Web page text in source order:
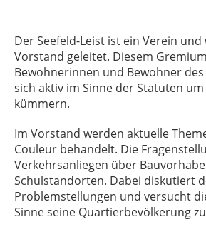
Der Seefeld-Leist ist ein Verein
Vorstand geleitet. Diesem
Bewohnerinnen und Bewohner
sich aktiv im Sinne der Statuten
kümmern.
Im Vorstand werden aktuelle
Couleur behandelt. Die
Verkehrsanliegen über
Schulstandorten. Dabei diskutiert
Problemstellungen und versucht
Sinne seine Quartierbevölkerung